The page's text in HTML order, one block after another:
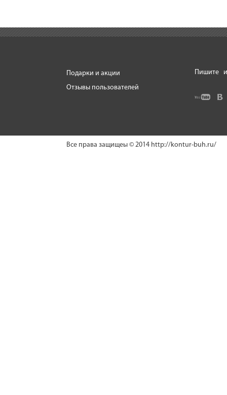
Подарки и акции
Отзывы пользователей
Пишите
Все права защищеы © 2014 http://kontur-buh.ru/